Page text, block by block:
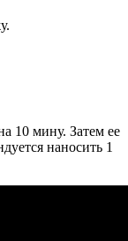
10 мину. Затем ее
наносить 1